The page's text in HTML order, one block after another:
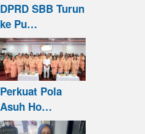
DPRD SBB Turun
ke Pu…
Perkuat Pola
Asuh Ho…